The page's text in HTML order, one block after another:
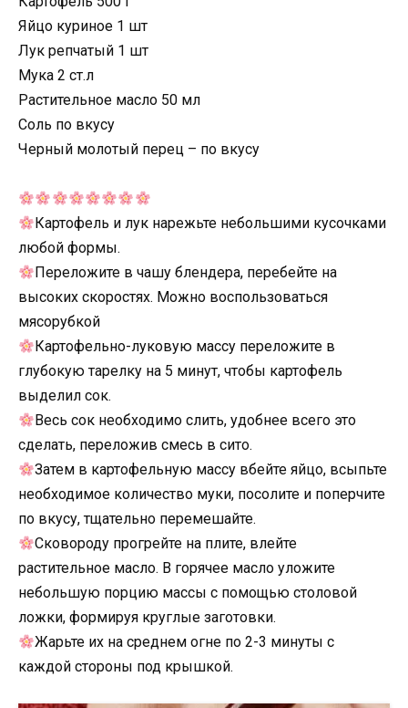
Яйцо куриное 1 шт
Лук репчатый 1 шт
Мука 2 ст.л
Растительное масло 50 мл
Соль по вкусу
Черный молотый перец – по вкусу
Картофель и лук нарежьте небольшими кусочками
любой формы.
Переложите в чашу блендера, перебейте на
высоких скоростях. Можно воспользоваться
мясорубкой
Картофельно-луковую массу переложите в
глубокую тарелку на 5 минут, чтобы картофель
выделил сок.
Весь сок необходимо слить, удобнее всего это
сделать, переложив смесь в сито.
Затем в картофельную массу вбейте яйцо, всыпьте
необходимое количество муки, посолите и поперчите
по вкусу, тщательно перемешайте.
Сковороду прогрейте на плите, влейте
растительное масло. В горячее масло уложите
небольшую порцию массы с помощью столовой
ложки, формируя круглые заготовки.
Жарьте их на среднем огне по 2-3 минуты с
каждой стороны под крышкой.